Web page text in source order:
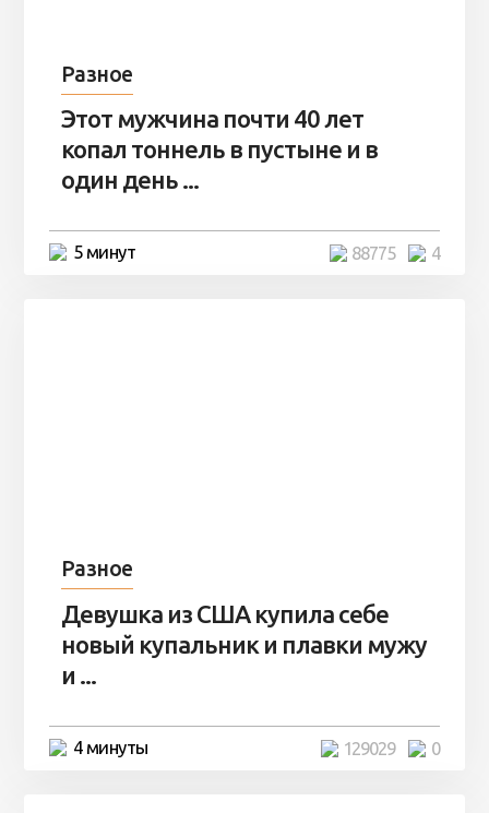
Разное
Этот мужчина почти 40 лет
копал тоннель в пустыне и в
один день ...
5 минут 4
88775
Разное
Девушка из США купила себе
новый купальник и плавки мужу
и ...
4 минуты 0
129029